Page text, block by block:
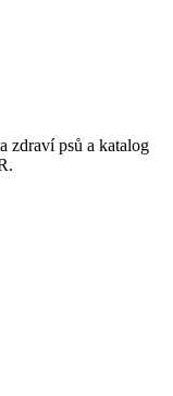
zdraví psů a katalog